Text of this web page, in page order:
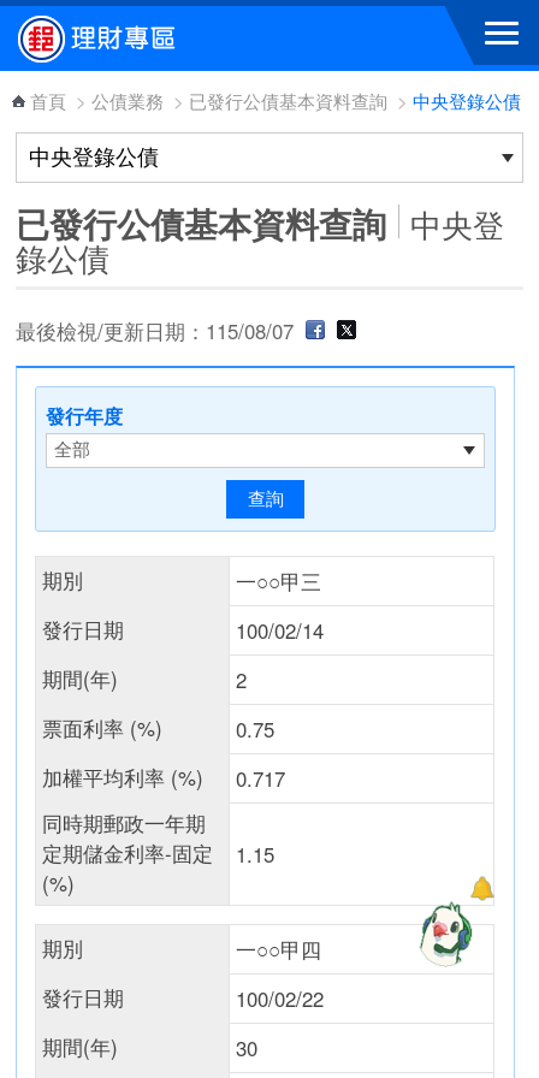
跳到主要內容區塊
首頁 > 公債業務 > 已發行公債基本資料查詢 > 中央登錄公債
已發行公債基本資料查詢 中央登
錄公債
最後檢視/更新日期：115/08/07
發行年度
期別
一○○甲三
發行日期
100/02/14
期間(年)
2
票面利率 (%)
0.75
加權平均利率 (%)
0.717
同時期郵政一年期
定期儲金利率-固定
(%)
1.15
期別
一○○甲四
發行日期
100/02/22
期間(年)
30